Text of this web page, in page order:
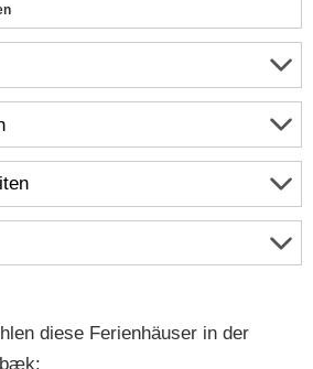
diese Ferienhäuser in der